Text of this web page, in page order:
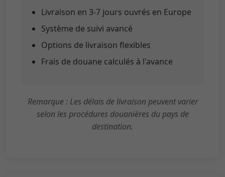
Livraison en 3-7 jours ouvrés en Europe
Système de suivi avancé
Options de livraison flexibles
Frais de douane calculés à l'avance
Remarque : Les délais de livraison peuvent varier
selon les procédures douanières du pays de
destination.